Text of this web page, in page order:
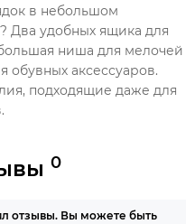
в небольшом
удобных ящика для
ниша для мелочей
обувных аксессуаров.
подходящие даже для
0
отзывы. Вы можете быть